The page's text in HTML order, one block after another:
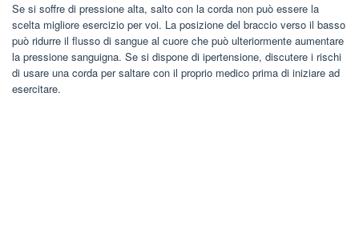
Se si soffre di pressione alta, salto con la corda non può essere la
scelta migliore esercizio per voi. La posizione del braccio verso il basso
può ridurre il flusso di sangue al cuore che può ulteriormente aumentare
la pressione sanguigna. Se si dispone di ipertensione, discutere i rischi
di usare una corda per saltare con il proprio medico prima di iniziare ad
esercitare.